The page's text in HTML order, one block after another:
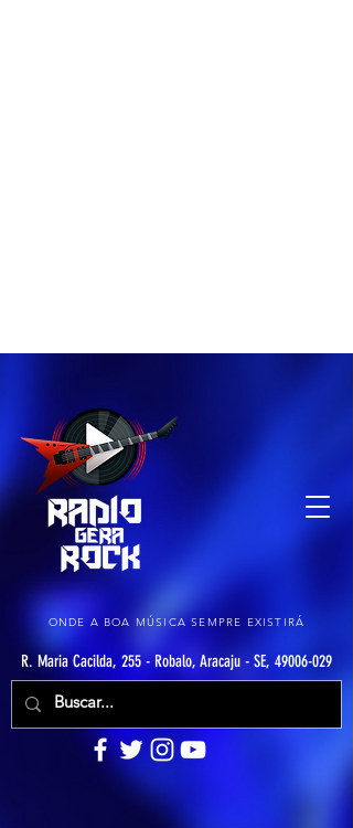
ONDE A BOA MÚSICA SEMPRE EXISTIRÁ
R. Maria Cacilda, 255 - Robalo, Aracaju - SE, 49006-029